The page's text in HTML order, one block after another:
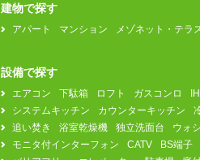
建物で探す
アパート マンション メゾネット・テラ
設備で探す
エアコン 下駄箱 ロフト ガスコンロ
システムキッチン
カウンターキッチン
追い焚き
浴室乾燥機 独立洗面台 ウォ
モニタ付インターフォン
CATV BS端子